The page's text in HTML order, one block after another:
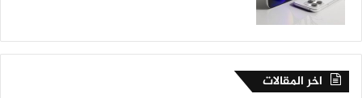
اخر المقالات